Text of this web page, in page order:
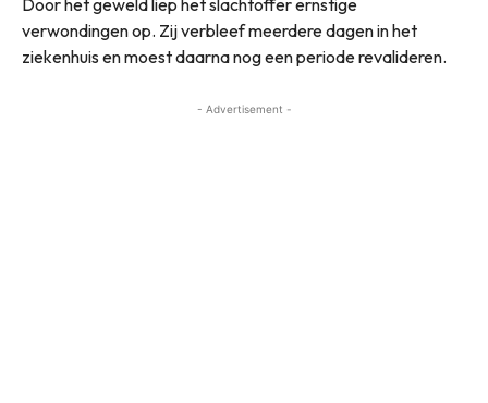
Door het geweld liep het slachtoffer ernstige
verwondingen op. Zij verbleef meerdere dagen in het
ziekenhuis en moest daarna nog een periode revalideren.
- Advertisement -